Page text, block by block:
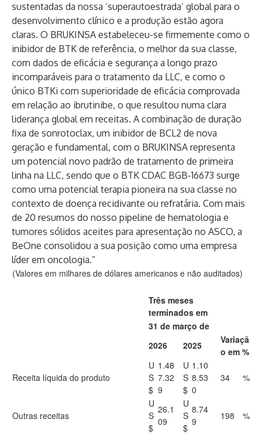
sustentadas da nossa ‘superautoestrada’ global para o
desenvolvimento clínico e a produção estão agora
claras. O BRUKINSA estabeleceu-se firmemente como o
inibidor de BTK de referência, o melhor da sua classe,
com dados de eficácia e segurança a longo prazo
incomparáveis para o tratamento da LLC, e como o
único BTKi com superioridade de eficácia comprovada
em relação ao ibrutinibe, o que resultou numa clara
liderança global em receitas. A combinação de duração
fixa de sonrotoclax, um inibidor de BCL2 de nova
geração e fundamental, com o BRUKINSA representa
um potencial novo padrão de tratamento de primeira
linha na LLC, sendo que o BTK CDAC BGB-16673 surge
como uma potencial terapia pioneira na sua classe no
contexto de doença recidivante ou refratária. Com mais
de 20 resumos do nosso pipeline de hematologia e
tumores sólidos aceites para apresentação no ASCO, a
BeOne consolidou a sua posição como uma empresa
líder em oncologia.”
(Valores em milhares de dólares americanos e não auditados)
Três meses
terminados em
31 de março de
2026
2025
Variaçã
o em %
Receita líquida do produto
U
S
$
1.48
7.32
9
U
S
$
1.10
8.53
0
34 %
Outras receitas
U
S
$
26.1
09
U
S
$
8.74
9
198 %